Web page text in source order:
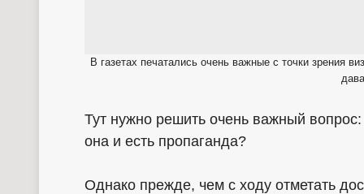
В газетах печатались очень важные с точки зрения
Тут нужно решить очень важный
она и есть пропаганда?
Однако прежде, чем с ходу отметать